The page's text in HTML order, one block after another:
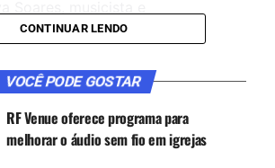
a música faz parte da experiência
muito cedo. Ainda na gestação,
em contato com sons do corpo da
e do ambiente ao redor.
CONTINUAR LENDO
VOCÊ PODE GOSTAR
RF Venue oferece programa para
melhorar o áudio sem fio em igrejas